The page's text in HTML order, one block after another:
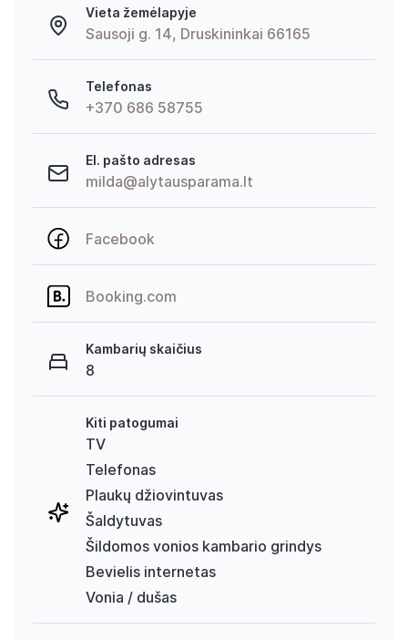
Vieta žemėlapyje
Sausoji g. 14, Druskininkai 66165
Telefonas
+370 686 58755
El. pašto adresas
milda@alytausparama.lt
Facebook
Booking.com
Kambarių skaičius
8
Kiti patogumai
TV
Telefonas
Plaukų džiovintuvas
Šaldytuvas
Šildomos vonios kambario grindys
Bevielis internetas
Vonia / dušas